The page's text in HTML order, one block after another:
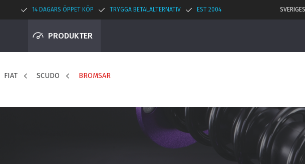
14 DAGARS ÖPPET KÖP TRYGGA BETALALTERNATIV EST 2004
PRODUKTER
FIAT SCUDO BROMSAR